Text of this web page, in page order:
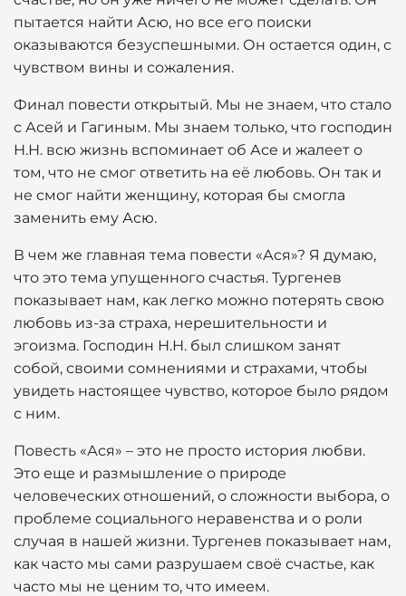
пытается найти Асю, но все его поиски
оказываются безуспешными. Он остается один, с
чувством вины и сожаления.
Финал повести открытый. Мы не знаем, что стало
с Асей и Гагиным. Мы знаем только, что господин
Н.Н. всю жизнь вспоминает об Асе и жалеет о
том, что не смог ответить на её любовь. Он так и
не смог найти женщину, которая бы смогла
заменить ему Асю.
В чем же главная тема повести «Ася»? Я думаю,
что это тема упущенного счастья. Тургенев
показывает нам, как легко можно потерять свою
любовь из-за страха, нерешительности и
эгоизма. Господин Н.Н. был слишком занят
собой, своими сомнениями и страхами, чтобы
увидеть настоящее чувство, которое было рядом
с ним.
Повесть «Ася» – это не просто история любви.
Это еще и размышление о природе
человеческих отношений, о сложности выбора, о
проблеме социального неравенства и о роли
случая в нашей жизни. Тургенев показывает нам,
как часто мы сами разрушаем своё счастье, как
часто мы не ценим то, что имеем.